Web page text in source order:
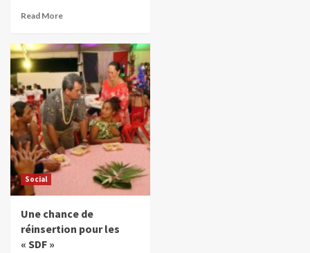
Read More
Social
Une chance de
réinsertion pour les
« SDF »